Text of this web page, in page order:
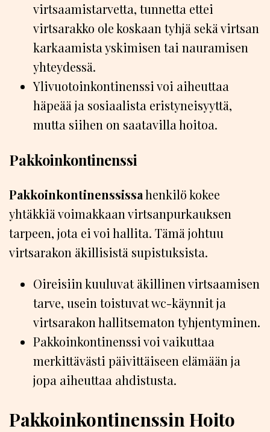
virtsaamistarvetta, tunnetta ettei
virtsarakko ole koskaan tyhjä sekä virtsan
karkaamista yskimisen tai nauramisen
yhteydessä.
Ylivuotoinkontinenssi voi aiheuttaa
häpeää ja sosiaalista eristyneisyyttä,
mutta siihen on saatavilla hoitoa.
Pakkoinkontinenssi
Pakkoinkontinenssissahenkilö kokee
yhtäkkiä voimakkaan virtsanpurkauksen
tarpeen, jota ei voi hallita. Tämä johtuu
virtsarakon äkillisistä supistuksista.
Oireisiin kuuluvat äkillinen virtsaamisen
tarve, usein toistuvat wc-käynnit ja
virtsarakon hallitsematon tyhjentyminen.
Pakkoinkontinenssi voi vaikuttaa
merkittävästi päivittäiseen elämään ja
jopa aiheuttaa ahdistusta.
Pakkoinkontinenssin Hoito